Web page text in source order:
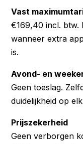
Vast
€169,40 incl. btw.
wanneer extra
is.
Avond- en
Geen toeslag.
duidelijkheid op
Prijszekerheid
Geen verborgen